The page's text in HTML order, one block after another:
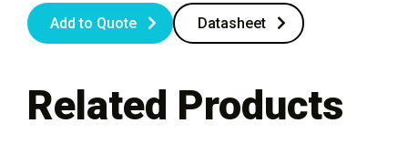
Add to Quote Datasheet
Related Products